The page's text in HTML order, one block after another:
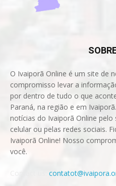
O Ivaiporã Online é um site de
compromisso levar a
por dentro de tudo o que
Paraná, na região e em
notícias do Ivaiporã Online
celular ou pelas redes sociais.
Ivaiporã Online! Nosso
você.